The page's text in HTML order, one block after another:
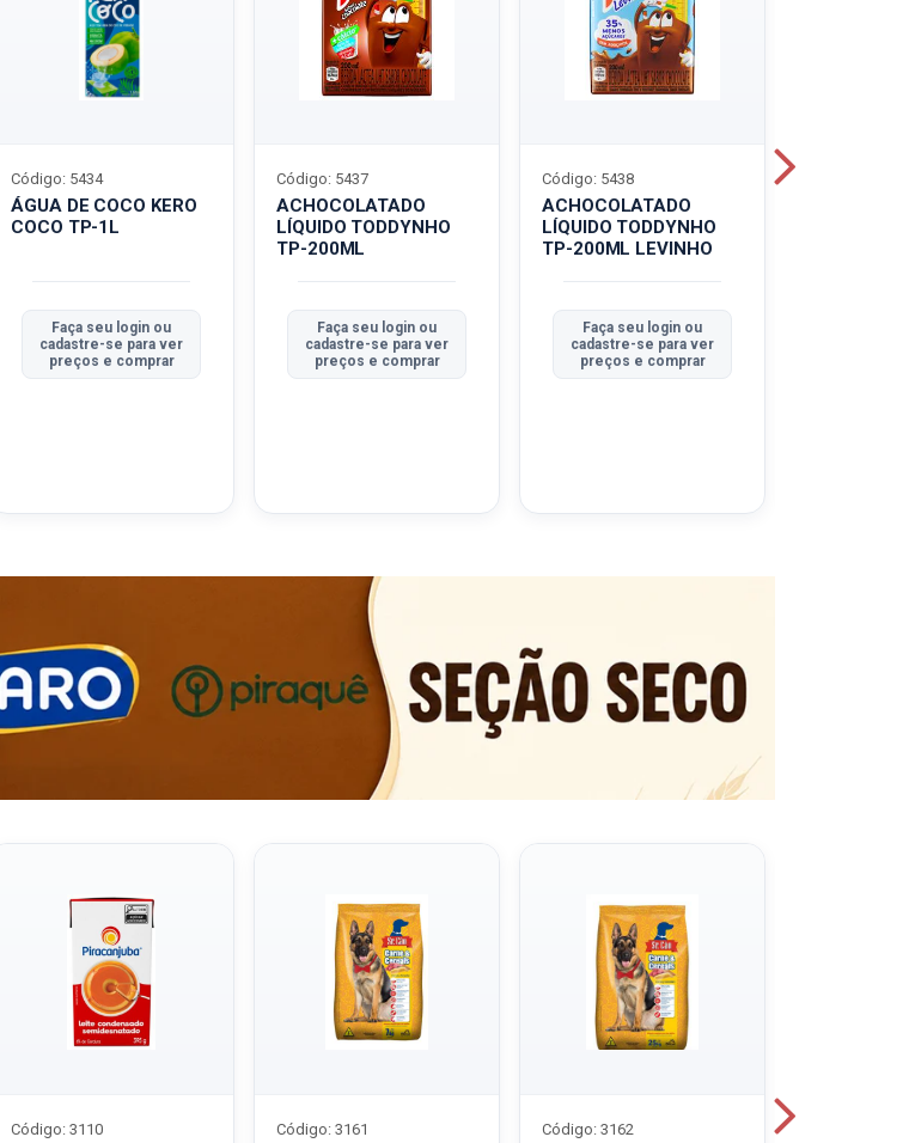
ÁGUA DE COCO KERO
COCO TP-1L
Código: 5434
Faça seu login ou
cadastre-se para ver
preços e comprar
ACHOCOLATADO
LÍQUIDO TODDYNHO
TP-200ML
Código: 5437
Faça seu login ou
cadastre-se para ver
preços e comprar
ACHOCOLATADO
LÍQUIDO TODDYNHO
TP-200ML LEVINHO
Código: 5438
Faça seu login ou
cadastre-se para ver
preços e comprar
Código: 3110 Código: 3161 Código: 3162